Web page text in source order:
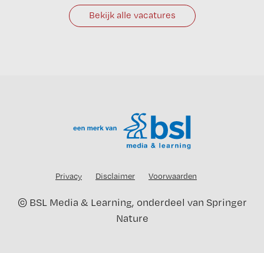
Bekijk alle vacatures
Privacy Disclaimer Voorwaarden
© BSL Media & Learning, onderdeel van Springer
Nature